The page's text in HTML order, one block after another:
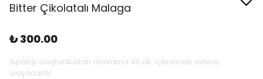
Bitter Çikolatalı Malaga
₺ 300.00
Siparişi oluşturduktan ortalama 45 dk. içerisinde sizlere
ulaşacaktır.